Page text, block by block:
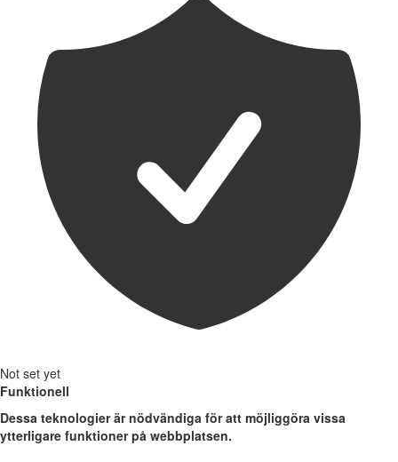
Not set yet
Funktionell
Dessa teknologier är nödvändiga för att möjliggöra vissa
ytterligare funktioner på webbplatsen.